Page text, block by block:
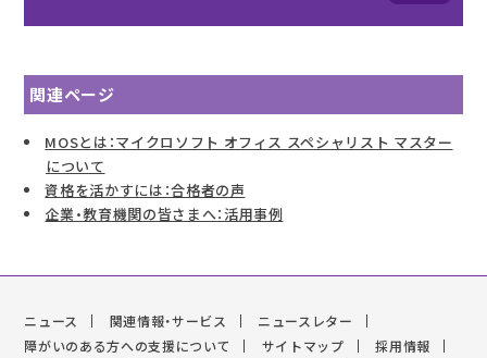
関連ページ
MOSとは：マイクロソフト オフィス スペシャリスト マスター
について
資格を活かすには：合格者の声
企業・教育機関の皆さまへ：活用事例
ニュース 関連情報・サービス
ニュースレター
障がいのある方への支援について
サイトマップ
採用情報